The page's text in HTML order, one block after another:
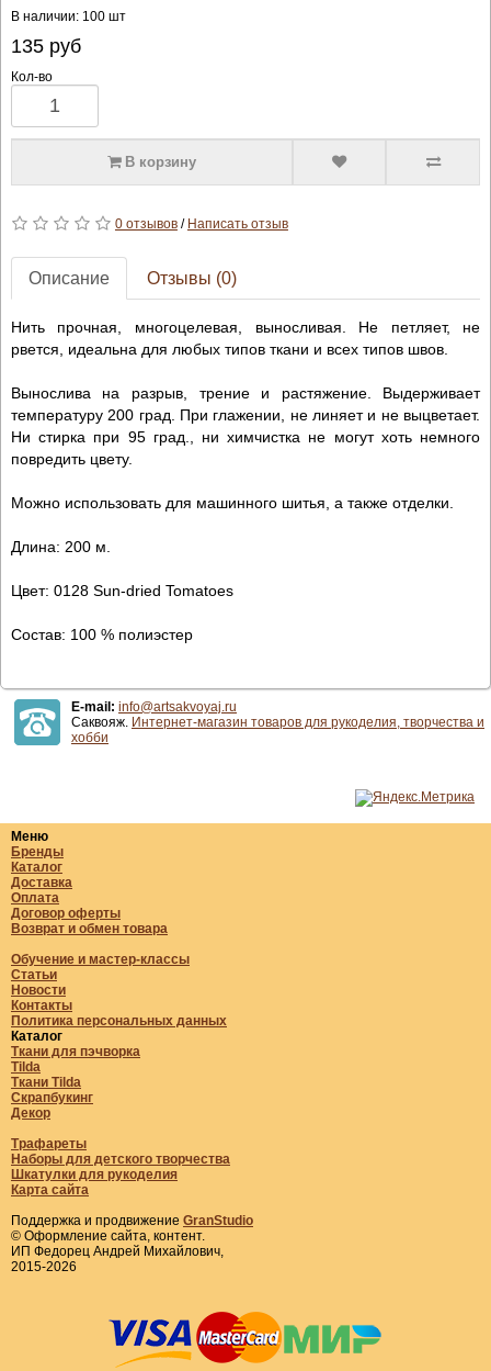
В наличии: 100 шт
135руб
Кол-во
В корзину
0 отзывов/ Написать отзыв
Описание Отзывы (0)
Нить прочная, многоцелевая, выносливая. Не петляет, не
рвется, идеальна для любых типов ткани и всех типов швов.
Вынослива на разрыв, трение и растяжение. Выдерживает
температуру 200 град. При глажении, не линяет и не выцветает.
Ни стирка при 95 град., ни химчистка не могут хоть немного
повредить цвету.
Можно использовать для машинного шитья, а также отделки.
Длина: 200 м.
Цвет: 0128 Sun-dried Tomatoes
Состав: 100 % полиэстер
E-mail: info@artsakvoyaj.ru
Саквояж. Интернет-магазин товаров для рукоделия, творчества и
хобби
Меню
Бренды
Каталог
Доставка
Оплата
Договор оферты
Возврат и обмен товара
Обучение и мастер-классы
Статьи
Новости
Контакты
Политика персональных данных
Каталог
Ткани для пэчворка
Tilda
Ткани Tilda
Скрапбукинг
Декор
Трафареты
Наборы для детского творчества
Шкатулки для рукоделия
Карта сайта
Поддержка и продвижение GranStudio
© Оформление сайта, контент.
ИП Федорец Андрей Михайлович,
2015-2026